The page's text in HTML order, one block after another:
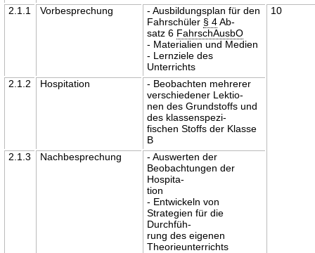
2.1.1
Vorbesprechung
- Ausbildungsplan für den
Fahrschüler § 4Ab-
satz 6 FahrschAusbO
- Materialien und Medien
- Lernziele des
Unterrichts
10
2.1.2 Hospitation
- Beobachten mehrerer
verschiedener Lektio-
nen des Grundstoffs und
des klassenspezi-
fischen Stoffs der Klasse
B
2.1.3
Nachbesprechung
- Auswerten der
Beobachtungen der
Hospita-
tion
- Entwickeln von
Strategien für die
Durchfüh-
rung des eigenen
Theorieunterrichts